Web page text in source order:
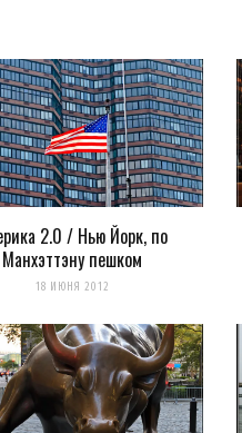
именно с этой точки :)
2.0 / Нью Йорк, по
Манхэттэну пешком
18 ИЮНЯ 2012